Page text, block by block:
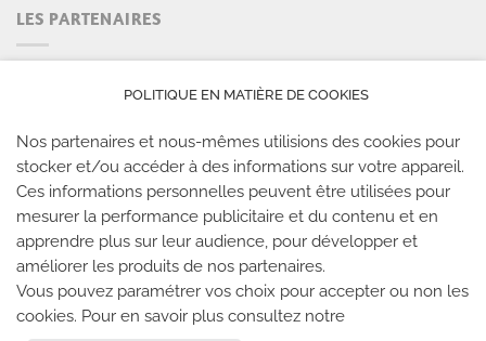
LES PARTENAIRES
LES SALLES CLIMB UP
Climb Up vous accueille dans ses salles, partout en
France
POLITIQUE EN MATIÈRE DE COOKIES
Nos partenaires et nous-mêmes utilisions des cookies pour
stocker et/ou accéder à des informations sur votre appareil.
Ces informations personnelles peuvent être utilisées pour
mesurer la performance publicitaire et du contenu et en
apprendre plus sur leur audience, pour développer et
améliorer les produits de nos partenaires.
Vous pouvez paramétrer vos choix pour accepter ou non les
cookies. Pour en savoir plus consultez notre